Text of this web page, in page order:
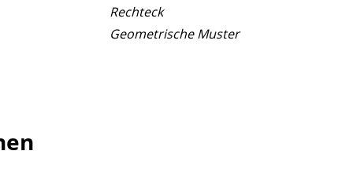
Rechteck
Geometrische Muster